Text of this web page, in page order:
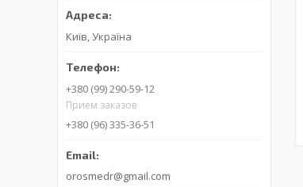
Київ, Україна
+380 (99) 290-59-12
Прием заказов
+380 (96) 335-36-51
orosmedr@gmail.com